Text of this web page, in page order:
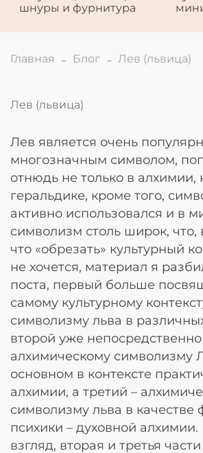
шнуры и фурнитура
Главная Блог Лев (львица)
Лев (львица)
Лев является очень
многозначным символом,
отнюдь не только в алхимии,
геральдике, кроме того,
активно использовался и в
символизм столь широк, что,
что «обрезать» культурный
не хочется, материал я
поста, первый больше
самому культурному
символизму льва в
второй уже непосредственно
алхимическому символизму
основном в контексте
алхимии, а третий –
символизму льва в
психики – духовной
взгляд, вторая и третья